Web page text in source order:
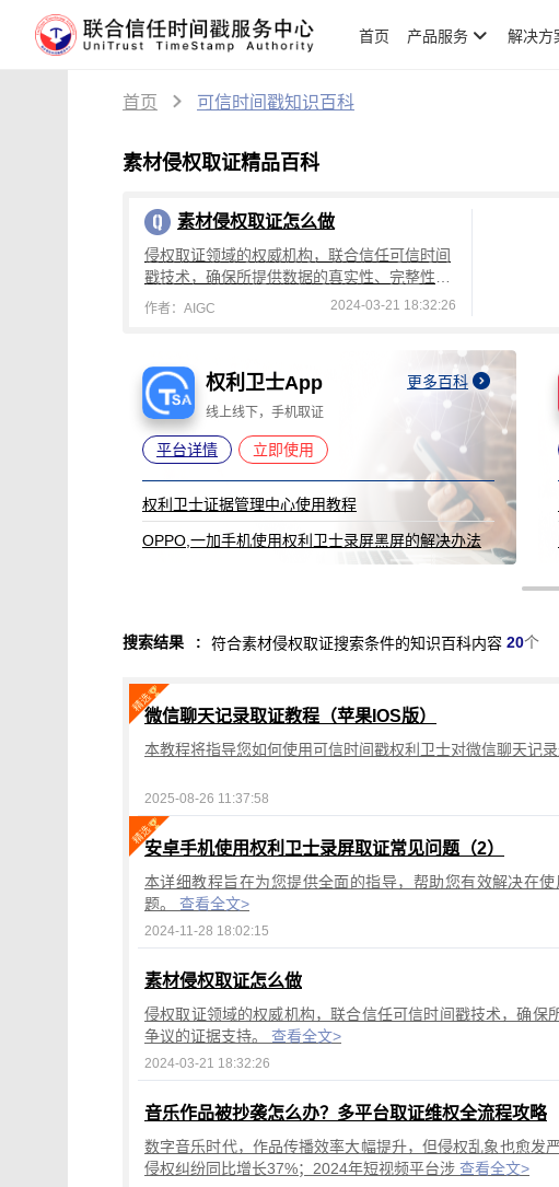
首页 产品服务 解决方
首页 可信时间戳知识百科
素材侵权取证精品百科
素材侵权取证怎么做
侵权取证领域的权威机构，联合信任可信时间
戳技术，确保所提供数据的真实性、完整性和
稳固性，从而为您提供权威且无可争议的证据
作者：AIGC 2024-03-21 18:32:26
权利卫士App 更多百科
线上线下，手机取证
平台详情 立即使用
权利卫士证据管理中心使用教程
OPPO,一加手机使用权利卫士录屏黑屏的解决办法
搜索结果 : 符合素材侵权取证搜索条件的知识百科内容 20个
微信聊天记录取证教程（苹果IOS版）
本教程将指导您如何使用可信时间戳权利卫士对微信聊天记
2025-08-26 11:37:58
安卓手机使用权利卫士录屏取证常见问题（2）
本详细教程旨在为您提供全面的指导，帮助您有效解决在
题。 查看全文>
2024-11-28 18:02:15
素材侵权取证怎么做
侵权取证领域的权威机构，联合信任可信时间戳技术，确
争议的证据支持。 查看全文>
2024-03-21 18:32:26
音乐作品被抄袭怎么办？多平台取证维权全流程攻略
数字音乐时代，作品传播效率大幅提升，但侵权乱象也愈发
侵权纠纷同比增长37%；2024年短视频平台涉 查看全文>